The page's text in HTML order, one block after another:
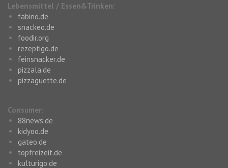
Lebensmittel / Essen&Trinken:
fabino.de
snackeo.de
foodir.org
rezeptigo.de
feinsnacker.de
pizzala.de
pizzaguette.de
Consumer:
88news.de
kidyoo.de
gateo.de
topfreizeit.de
kulturigo.de